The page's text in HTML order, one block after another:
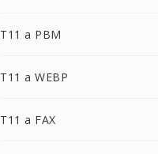
T11 a PBM
T11 a WEBP
T11 a FAX